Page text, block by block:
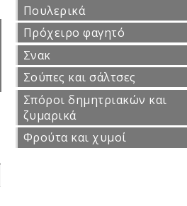
Πουλερικά
Πρόχειρο φαγητό
Σνακ
Σούπες και σάλτσες
Σπόροι δημητριακών και
ζυμαρικά
Φρούτα και χυμοί